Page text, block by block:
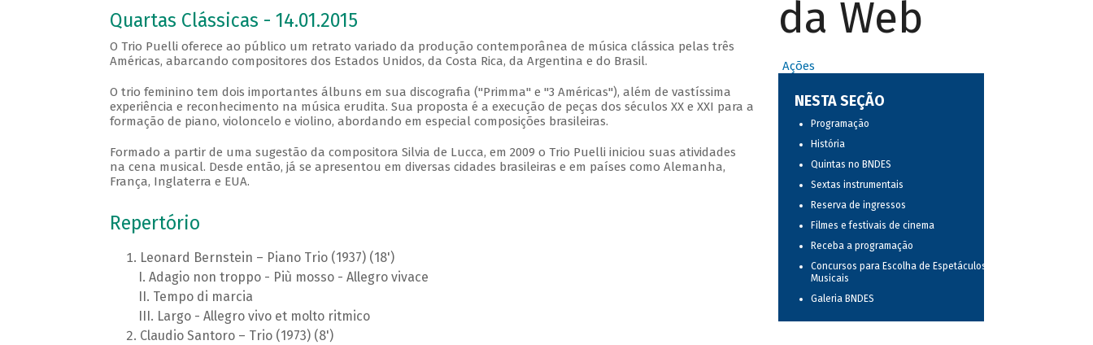
Quartas Clássicas - 14.01.2015
O Trio Puelli oferece ao público um retrato variado da produção contemporânea de música clássica pelas três
Américas, abarcando compositores dos Estados Unidos, da Costa Rica, da Argentina e do Brasil.
O trio feminino tem dois importantes álbuns em sua discografia ("Primma" e "3 Américas"), além de vastíssima
experiência e reconhecimento na música erudita. Sua proposta é a execução de peças dos séculos XX e XXI para a
formação de piano, violoncelo e violino, abordando em especial composições brasileiras.
Formado a partir de uma sugestão da compositora Silvia de Lucca, em 2009 o Trio Puelli iniciou suas atividades
na cena musical. Desde então, já se apresentou em diversas cidades brasileiras e em países como Alemanha,
França, Inglaterra e EUA.
Repertório
Leonard Bernstein – Piano Trio (1937) (18')
Adagio non troppo - Più mosso - Allegro vivace
Tempo di marcia
Largo - Allegro vivo et molto ritmico
Claudio Santoro – Trio (1973) (8')
da Web
Ações
NESTA SEÇÃO
Programação
História
Quintas no BNDES
Sextas instrumentais
Reserva de ingressos
Filmes e festivais de cinema
Receba a programação
Concursos para Escolha de Espetáculos
Musicais
Galeria BNDES